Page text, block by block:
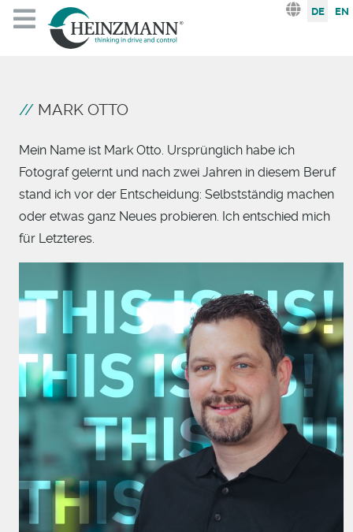
Sprache
DE EN
MARK OTTO
Mein Name ist Mark Otto. Ursprünglich habe ich
Fotograf gelernt und nach zwei Jahren in diesem Beruf
stand ich vor der Entscheidung: Selbstständig machen
oder etwas ganz Neues probieren. Ich entschied mich
für Letzteres.